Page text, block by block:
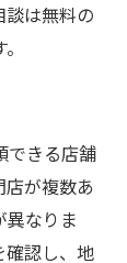
談は無料の
できる店舗
が複数あ
異なりま
確認し、地